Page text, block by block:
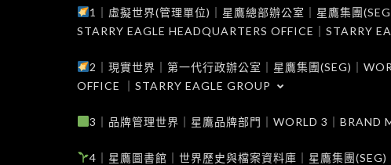
1｜虛擬世界(管理單位)｜星鷹總部辦公室｜星鷹集團
STARRY EAGLE HEADQUARTERS OFFICE｜STARRY
2｜現實世界｜第一代行政辦公室｜星鷹集團(SEG)｜
OFFICE ｜STARRY EAGLE GROUP
3｜品牌管理世界｜星鷹品牌部門｜WORLD 3｜BRAND
4｜星鷹圖書館｜世界歷史與檔案資料庫｜星鷹集團